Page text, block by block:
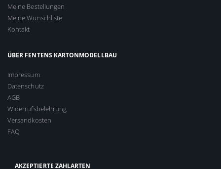
Meine Bestellungen
Meine Wunschliste
Kontakt
ÜBER FENTENS KARTONMODELLBAU
Impressum
Datenschutz
AGB
Widerrufsbelehrung
Versandkosten
FAQ
AKZEPTIERTE ZAHLARTEN